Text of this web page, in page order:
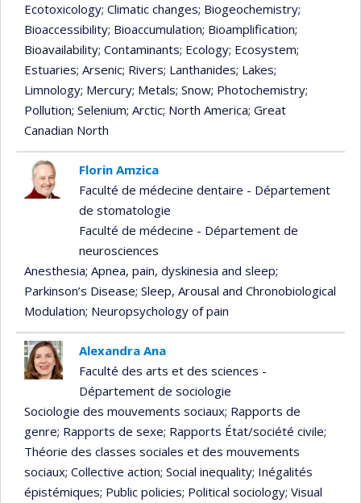
Ecotoxicology; Climatic changes; Biogeochemistry;
Bioaccessibility; Bioaccumulation; Bioamplification;
Bioavailability; Contaminants; Ecology; Ecosystem;
Estuaries; Arsenic; Rivers; Lanthanides; Lakes;
Limnology; Mercury; Metals; Snow; Photochemistry;
Pollution; Selenium; Arctic; North America; Great
Canadian North
Florin Amzica
Faculté de médecine dentaire - Département
de stomatologie
Faculté de médecine - Département de
neurosciences
Anesthesia; Apnea, pain, dyskinesia and sleep;
Parkinson’s Disease; Sleep, Arousal and Chronobiological
Modulation; Neuropsychology of pain
Alexandra Ana
Faculté des arts et des sciences -
Département de sociologie
Sociologie des mouvements sociaux; Rapports de
genre; Rapports de sexe; Rapports État/société civile;
Théorie des classes sociales et des mouvements
sociaux; Collective action; Social inequality; Inégalités
épistémiques; Public policies; Political sociology; Visual